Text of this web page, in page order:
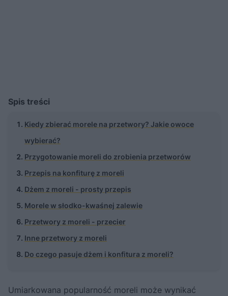
Spis treści
Kiedy zbierać morele na przetwory? Jakie owoce
wybierać?
Przygotowanie moreli do zrobienia przetworów
Przepis na konfiturę z moreli
Dżem z moreli - prosty przepis
Morele w słodko-kwaśnej zalewie
Przetwory z moreli - przecier
Inne przetwory z moreli
Do czego pasuje dżem i konfitura z moreli?
Umiarkowana popularność moreli może wynikać